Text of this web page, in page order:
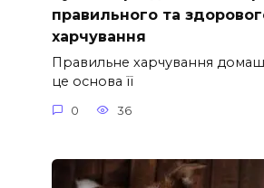
правильного та
харчування
Правильне харчування
це основа її
0 36